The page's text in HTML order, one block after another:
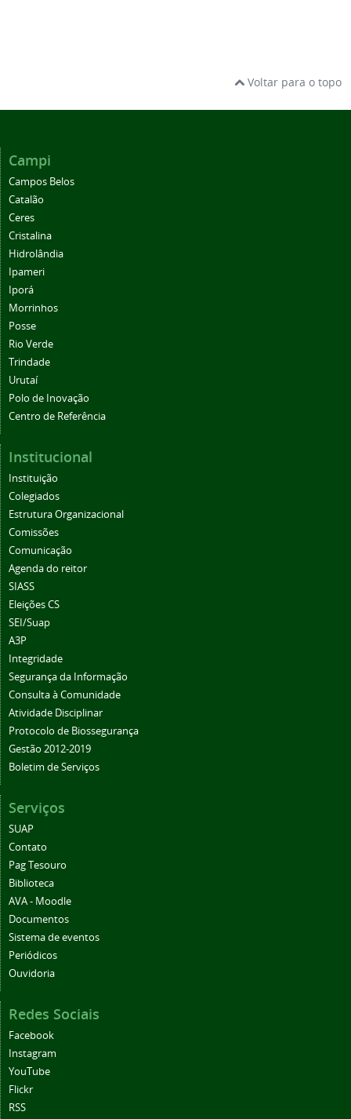
Voltar para o topo
Campi
Campos Belos
Catalão
Ceres
Cristalina
Hidrolândia
Ipameri
Iporá
Morrinhos
Posse
Rio Verde
Trindade
Urutaí
Polo de Inovação
Centro de Referência
Institucional
Instituição
Colegiados
Estrutura Organizacional
Comissões
Comunicação
Agenda do reitor
SIASS
Eleições CS
SEI/Suap
A3P
Integridade
Segurança da Informação
Consulta à Comunidade
Atividade Disciplinar
Protocolo de Biossegurança
Gestão 2012-2019
Boletim de Serviços
Serviços
SUAP
Contato
Pag Tesouro
Biblioteca
AVA - Moodle
Documentos
Sistema de eventos
Periódicos
Ouvidoria
Redes Sociais
Facebook
Instagram
YouTube
Flickr
RSS